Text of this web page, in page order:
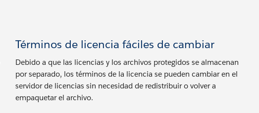
Términos de licencia fáciles de cambiar
Debido a que las licencias y los archivos protegidos se almacenan
por separado, los términos de la licencia se pueden cambiar en el
servidor de licencias sin necesidad de redistribuir o volver a
empaquetar el archivo.